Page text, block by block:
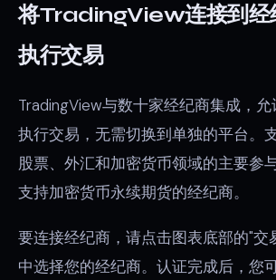
将TradingView连接到经
执行交易
TradingView与数十家经纪商集成，
执行交易，无需切换到单独的平台。
股票、外汇和加密货币领域的主要参
支持加密货币永续期货的经纪商。
要连接经纪商，请点击图表底部的"交
中选择您的经纪商。认证完成后，您